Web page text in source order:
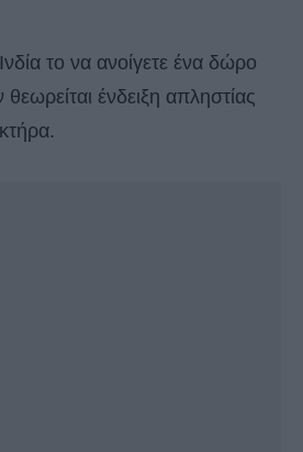
το να ανοίγετε ένα δώρο
ένδειξη απληστίας